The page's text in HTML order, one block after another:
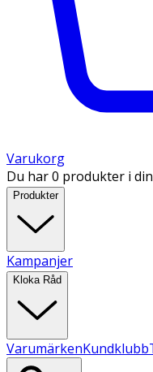
Varukorg
Du har 0 produkter i
Produkter
Kampanjer
Kloka Råd
VarumärkenKundklubb